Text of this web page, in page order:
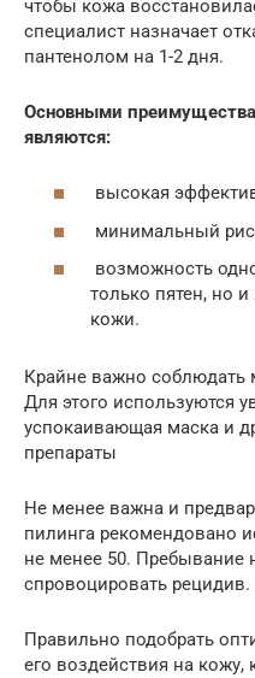
чтобы кожа
специалист назначает
пантенолом на 1-2 дня.
Основными
являются:
высокая
минимальный
возможность
только пятен, но
кожи.
Крайне важно соблюдать
Для этого используются
успокаивающая маска и
препараты
Не менее важна и
пилинга рекомендовано
не менее 50. Пребывание
спровоцировать рецидив.
Правильно подобрать
его воздействия на кожу,